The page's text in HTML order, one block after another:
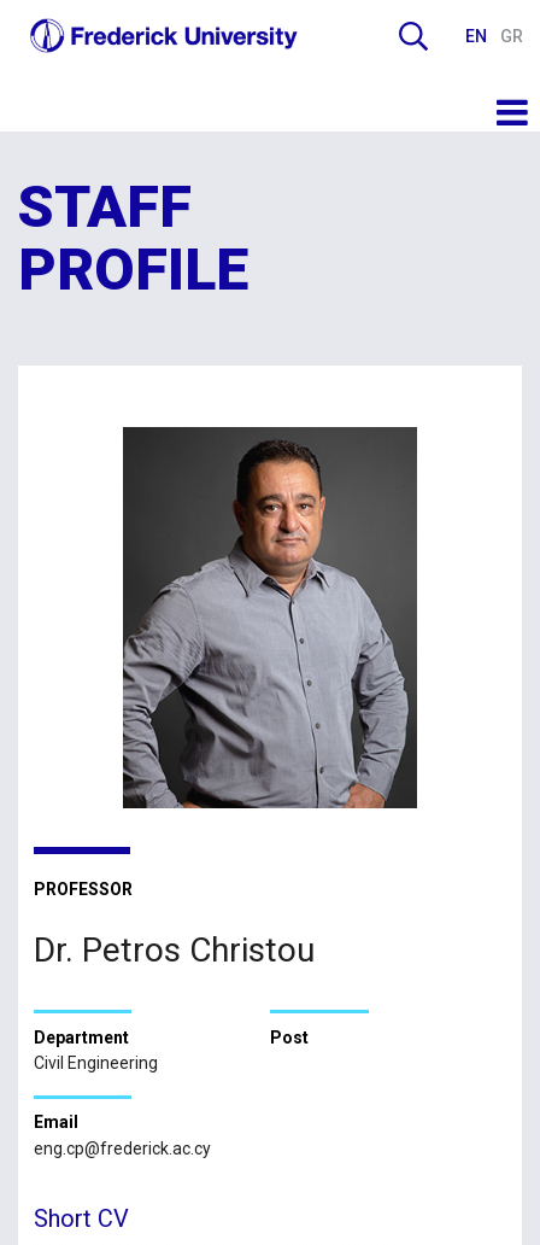
EN GR
STAFF
PROFILE
PROFESSOR
Dr. Petros Christou
Department
Civil Engineering
Post
Email
eng.cp@frederick.ac.cy
Short CV